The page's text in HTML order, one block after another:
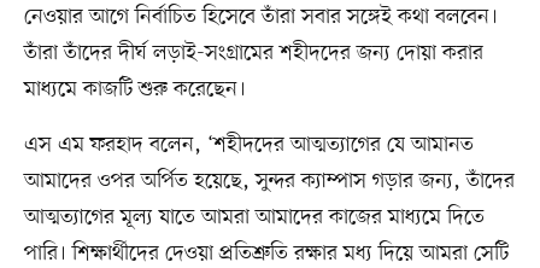
নেওয়ার আগে নির্বাচিত হিসেবে তাঁরা সবার সঙ্গেই কথা বলবেন।
তাঁরা তাঁদের দীর্ঘ লড়াই-সংগ্রামের শহীদদের জন্য দোয়া করার
মাধ্যমে কাজটি শুরু করেছেন।
এস এম ফরহাদ বলেন, ‘শহীদদের আত্মত্যাগের যে আমানত
আমাদের ওপর অর্পিত হয়েছে, সুন্দর ক্যাম্পাস গড়ার জন্য, তাঁদের
আত্মত্যাগের মূল্য যাতে আমরা আমাদের কাজের মাধ্যমে দিতে
পারি। শিক্ষার্থীদের দেওয়া প্রতিশ্রুতি রক্ষার মধ্য দিয়ে আমরা সেটি